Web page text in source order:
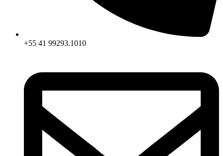
+55 41 99293.1010